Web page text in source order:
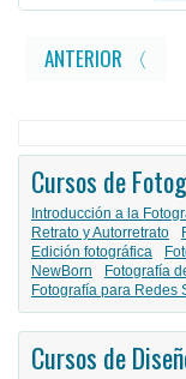
ANTERIOR 〈
Cursos de
Introducción a la
Retrato y Autorretrato
Edición fotográfica
NewBorn
Fotografía
Fotografía para Redes
Cursos de